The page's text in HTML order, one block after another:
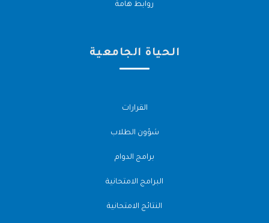
روابط هامة
الحياة الجامعية
القرارات
شؤون الطلاب
برامج الدوام
البرامج الامتحانية
النتائج الامتحانية